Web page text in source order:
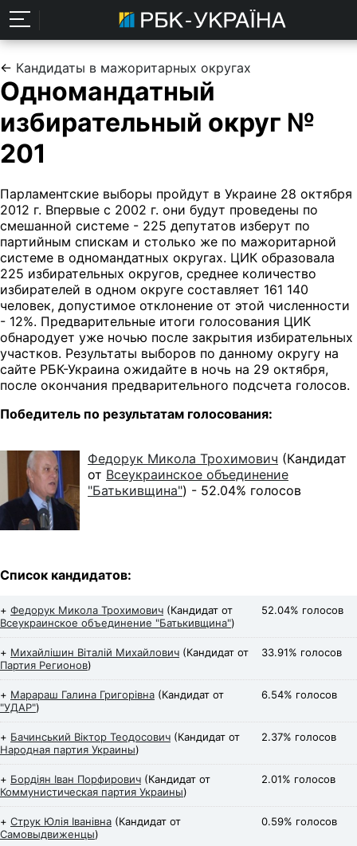
← Кандидаты в мажоритарных округах
Одномандатный
избирательный округ №
201
Парламентские выборы пройдут в Украине 28 октября
2012 г. Впервые с 2002 г. они будут проведены по
смешанной системе - 225 депутатов изберут по
партийным спискам и столько же по мажоритарной
системе в одномандатных округах. ЦИК образовала
225 избирательных округов, среднее количество
избирателей в одном округе составляет 161 140
человек, допустимое отклонение от этой численности
- 12%. Предварительные итоги голосования ЦИК
обнародует уже ночью после закрытия избирательных
участков. Результаты выборов по данному округу на
сайте РБК-Украина ожидайте в ночь на 29 октября,
после окончания предварительного подсчета голосов.
Победитель по результатам голосования:
Федорук Микола Трохимович (Кандидат
от Всеукраинское объединение
"Батькивщина") - 52.04% голосов
Список кандидатов:
+ 52.04% голосов
Федорук Микола Трохимович (Кандидат от
Всеукраинское объединение "Батькивщина")
+ 33.91% голосов
Михайлішин Віталій Михайлович (Кандидат от
Партия Регионов)
+ 6.54% голосов
Марараш Галина Григорівна (Кандидат от
"УДАР")
+ 2.37% голосов
Бачинський Віктор Теодосович (Кандидат от
Народная партия Украины)
+ 2.01% голосов
Бордіян Іван Порфирович (Кандидат от
Коммунистическая партия Украины)
+ 0.59% голосов
Струк Юлія Іванівна (Кандидат от
Самовыдвиженцы)